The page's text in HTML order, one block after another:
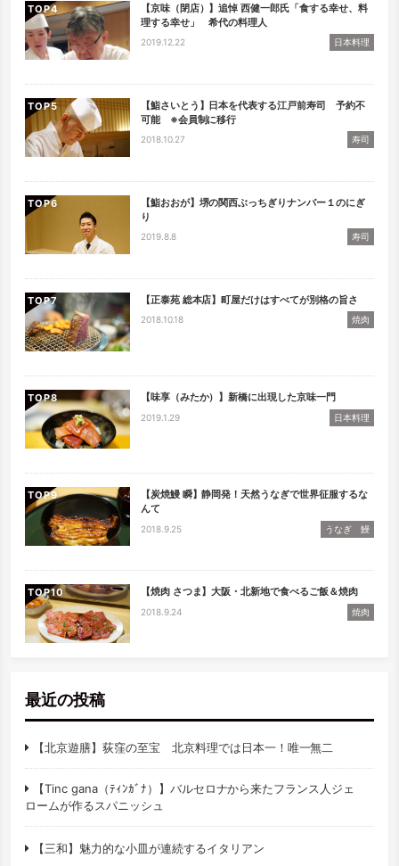
TOP
【京味（閉店）】追悼 西健一郎氏「食する幸せ、料
理する幸せ」 希代の料理人
2019.12.22 日本料理
TOP
【鮨さいとう】日本を代表する江戸前寿司 予約不
可能 ※会員制に移行
2018.10.27 寿司
TOP
【鮨おおが】堺の関西ぶっちぎりナンバー１のにぎ
り
2019.8.8 寿司
TOP 【正泰苑 総本店】町屋だけはすべてが別格の旨さ
2018.10.18 焼肉
TOP 【味享（みたか）】新橋に出現した京味一門
2019.1.29 日本料理
TOP
【炭焼鰻 瞬】静岡発！天然うなぎで世界征服するな
んて
2018.9.25 うなぎ 鰻
TOP 【焼肉 さつま】大阪・北新地で食べるご飯＆焼肉
2018.9.24 焼肉
最近の投稿
【北京遊膳】荻窪の至宝 北京料理では日本一！唯一無二
【Tinc gana（ﾃｨﾝｶﾞﾅ）】バルセロナから来たフランス人ジェ
ロームが作るスパニッシュ
【三和】魅力的な小皿が連続するイタリアン